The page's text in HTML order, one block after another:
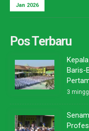
Jan 2026
Pos Terbaru
Baris-
3